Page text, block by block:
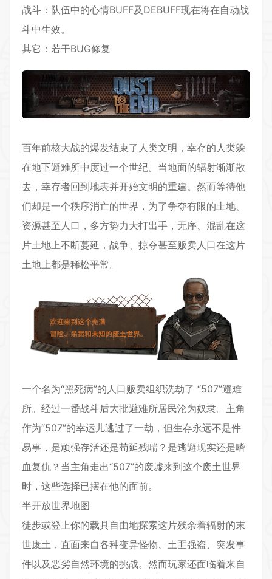
战斗：队伍中的心情BUFF及DEBUFF现在将在自动战
斗中生效。
其它：若干BUG修复
百年前核大战的爆发结束了人类文明，幸存的人类躲
在地下避难所中度过一个世纪。当地面的辐射渐渐散
去，幸存者回到地表并开始文明的重建。然而等待他
们却是一个秩序消亡的世界，为了争夺有限的土地、
资源甚至人口，多方势力大打出手，无序、混乱在这
片土地上不断蔓延，战争、掠夺甚至贩卖人口在这片
土地上都是稀松平常。
一个名为“黑死病”的人口贩卖组织洗劫了 “507”避难
所。经过一番战斗后大批避难所居民沦为奴隶。主角
作为“507”的幸运儿逃过了一劫，但生存永远不是件
易事，是顽强存活还是苟延残喘？是逃避现实还是嗜
血复仇？当主角走出“507”的废墟来到这个废土世界
时，这些选择已摆在他的面前。
半开放世界地图
徒步或登上你的载具自由地探索这片残余着辐射的末
世废土，直面来自各种变异怪物、土匪强盗、突发事
件以及恶劣自然环境的挑战。然而玩家还面临着来自